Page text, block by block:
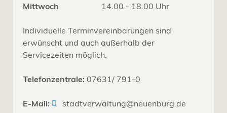
Mittwoch 14.00 - 18.00 Uhr
Individuelle Terminvereinbarungen sind
erwünscht und auch außerhalb der
Servicezeiten möglich.
Telefonzentrale: 07631/ 791-0
E-Mail: stadtverwaltung@neuenburg.de